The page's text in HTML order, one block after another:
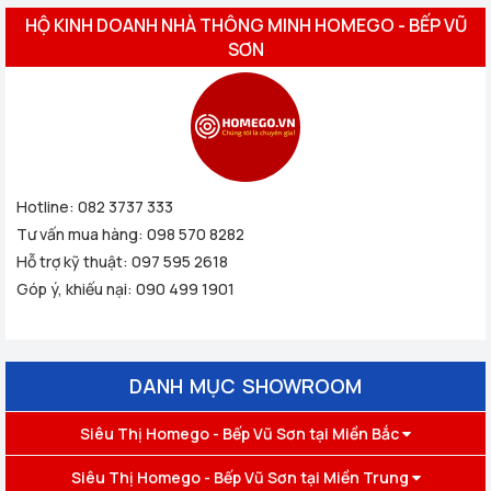
HỘ KINH DOANH NHÀ THÔNG MINH HOMEGO - BẾP VŨ
SƠN
Hotline: 082 3737 333
Tư vấn mua hàng: 098 570 8282
Hỗ trợ kỹ thuật: 097 595 2618
Góp ý, khiếu nại: 090 499 1901
DANH MỤC SHOWROOM
Siêu Thị Homego - Bếp Vũ Sơn tại Miền Bắc
Siêu Thị Homego - Bếp Vũ Sơn tại Miền Trung